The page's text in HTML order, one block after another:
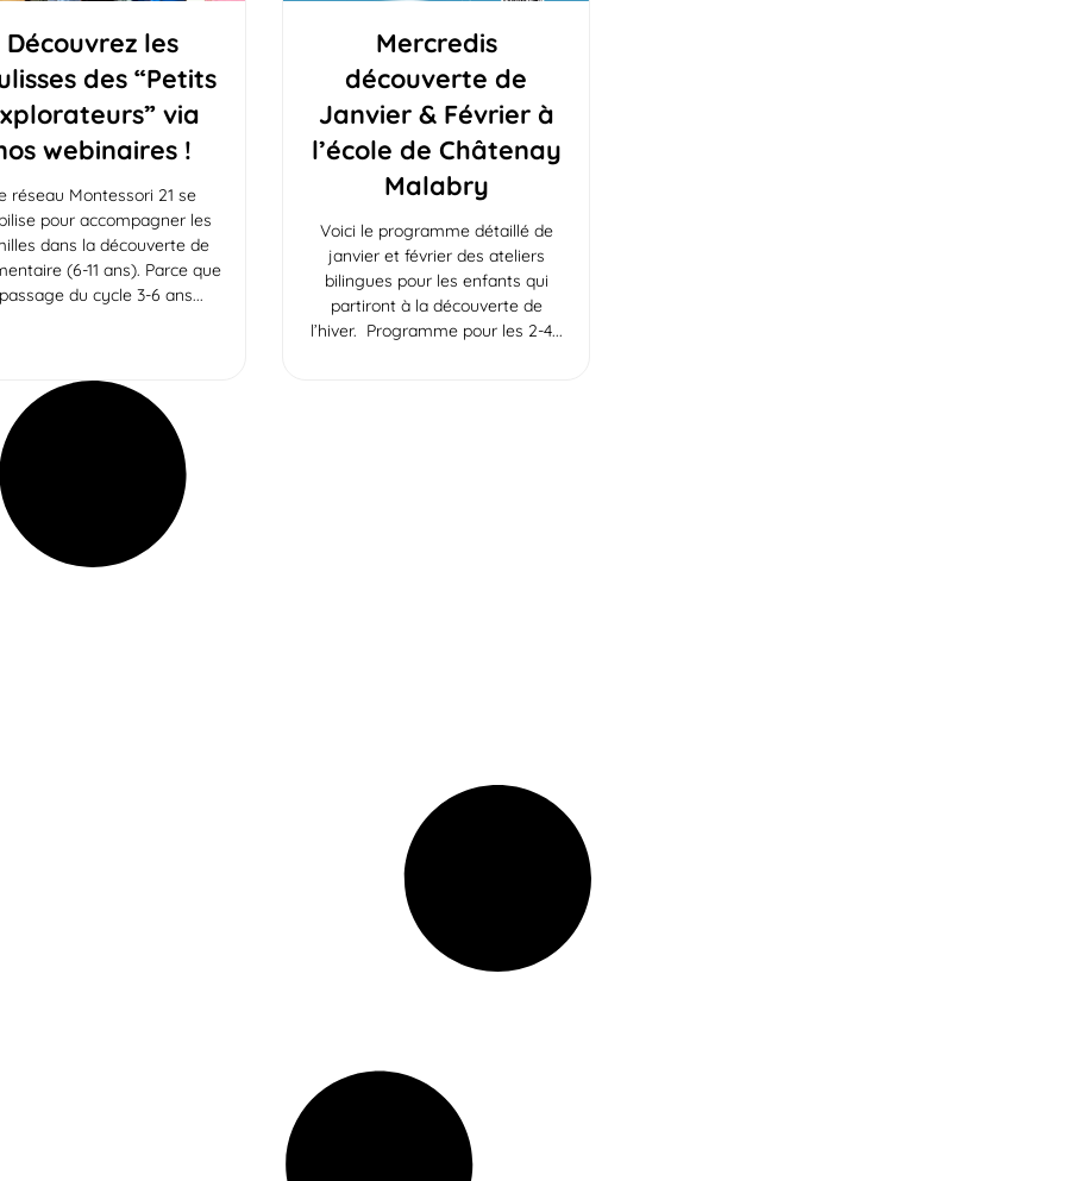
Découvrez les
des “Petits
via
webinaires !
réseau Montessori 21 se
pour accompagner les
dans la découverte de
(6-11 ans). Parce que
du cycle 3-6 ans
Mercredis
découverte de
Janvier & Février à
l’école de Châtenay
Malabry
Voici le programme détaillé de
janvier et février des ateliers
bilingues pour les enfants qui
partiront à la découverte de
l’hiver. Programme pour les 2-4